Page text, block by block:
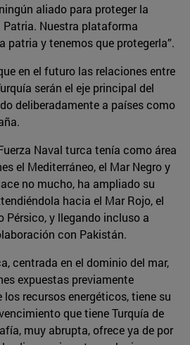
aliado para proteger la
Patria. Nuestra plataforma
patria y tenemos que protegerla”.
en el futuro las relaciones entre
serán el eje principal del
deliberadamente a países como
Naval turca tenía como área
el Mediterráneo, el Mar Negro y
no mucho, ha ampliado su
hacia el Mar Rojo, el
Pérsico, y llegando incluso a
con Pakistán.
centrada en el dominio del mar,
expuestas previamente
recursos energéticos, tiene su
que tiene Turquía de
muy abrupta, ofrece ya de por